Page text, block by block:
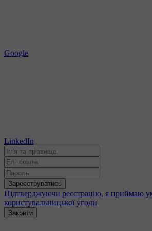
Google
LinkedIn
Зареєструватись
Підтверджуючи реєстрацію, я приймаю
користувальницької угоди
Закрити